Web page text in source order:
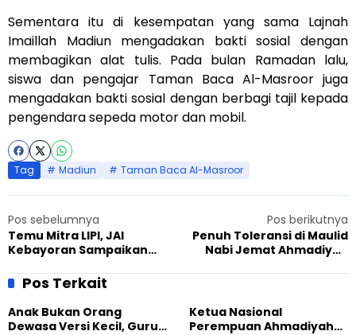
Sementara itu di kesempatan yang sama Lajnah
Imaillah Madiun mengadakan bakti sosial dengan
membagikan alat tulis. Pada bulan Ramadan lalu,
siswa dan pengajar Taman Baca Al-Masroor juga
mengadakan bakti sosial dengan berbagi tajil kepada
pengendara sepeda motor dan mobil.
Tag Madiun Taman Baca Al-Masroor
Pos sebelumnya
Temu Mitra LIPI, JAI
Kebayoran Sampaikan
Pos berikutnya
Penuh Toleransi di Maulid
Nabi Jemat Ahmadiyah
Pos Terkait
Anak Bukan Orang
Dewasa Versi Kecil, Guru
Ketua Nasional
Perempuan Ahmadiyah